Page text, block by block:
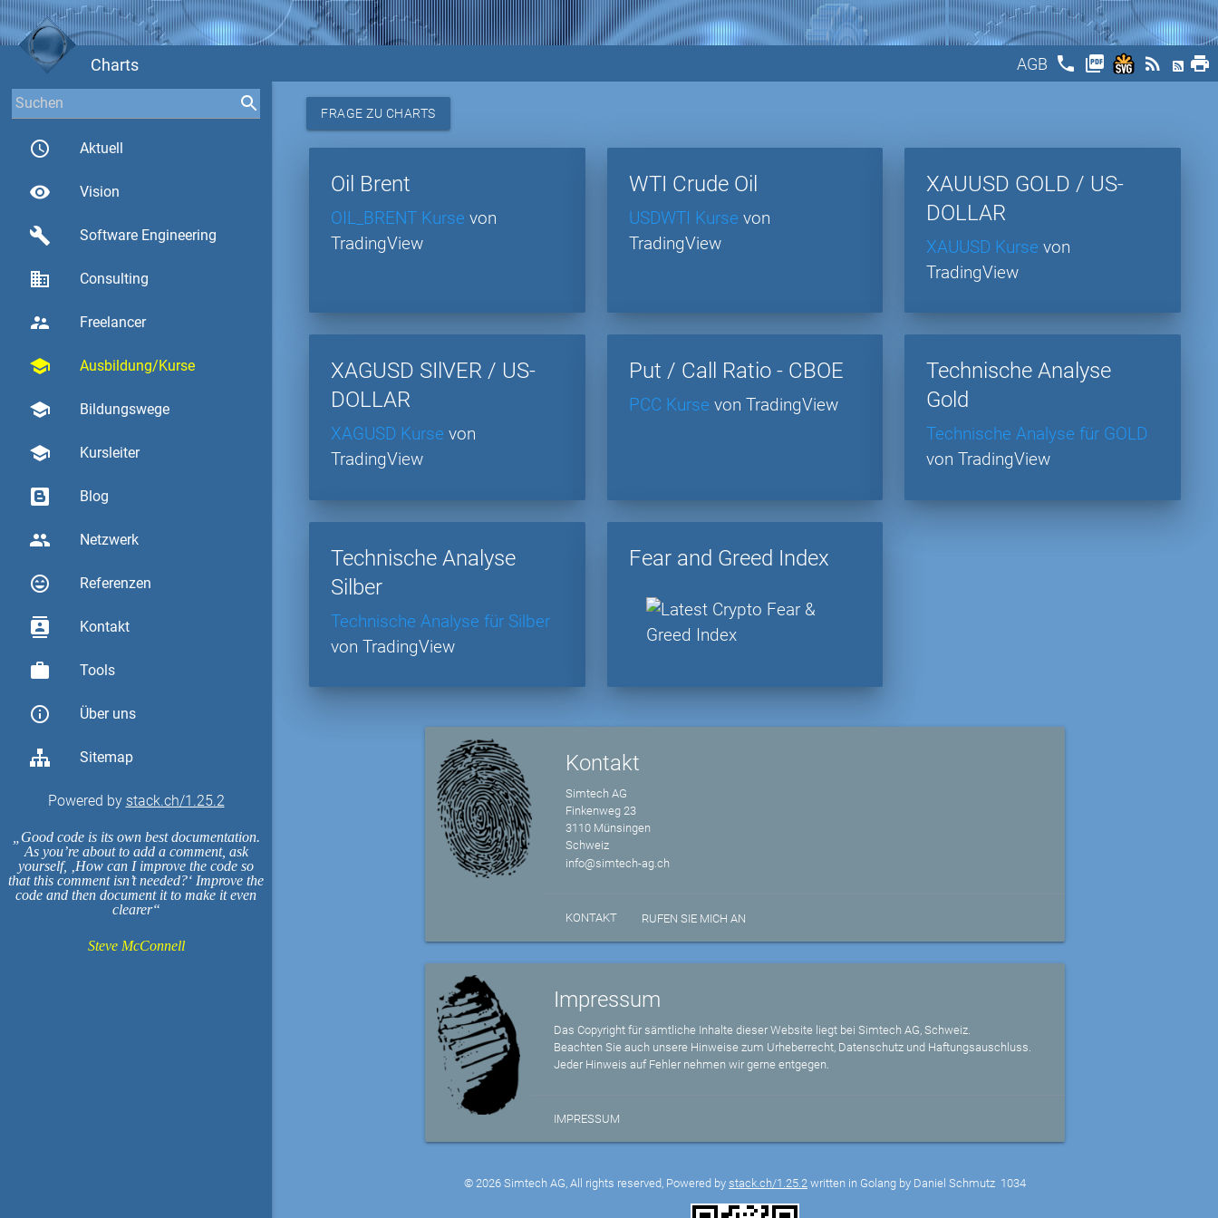
Charts AGB phone picture_as_pdf rss_feed print
access_time Aktuell
visibility Vision
build Software Engineering
business Consulting
supervisor_account Freelancer
school Ausbildung/Kurse
school Bildungswege
school Kursleiter
Blog
group Netzwerk
sentiment_very_satisfied Referenzen
contacts Kontakt
work Tools
info_outline Über uns
Sitemap
Powered by stack.ch/1.25.2
Good code is its own best documentation.
As you’re about to add a comment, ask
yourself, ‚How can I improve the code so
that this comment isn’t needed?‘ Improve the
code and then document it to make it even
clearer
Steve McConnell
FRAGE ZU CHARTS
Oil Brent
OIL_BRENT Kurse von
TradingView
WTI Crude Oil
USDWTI Kurse von
TradingView
XAUUSD GOLD / US-
DOLLAR
XAUUSD Kurse von
TradingView
XAGUSD SIlVER / US-
DOLLAR
XAGUSD Kurse von
TradingView
Put / Call Ratio - CBOE
PCC Kurse von TradingView
Technische Analyse
Gold
Technische Analyse für GOLD
von TradingView
Technische Analyse
Silber
Technische Analyse für Silber
von TradingView
Fear and Greed Index
Kontakt
Simtech AG
Finkenweg 23
3110 Münsingen
Schweiz
info@simtech-ag.ch
KONTAKT RUFEN SIE MICH AN
Impressum
Das Copyright für sämtliche Inhalte dieser Website liegt bei Simtech AG, Schweiz.
Beachten Sie auch unsere Hinweise zum Urheberrecht, Datenschutz und Haftungsauschluss.
Jeder Hinweis auf Fehler nehmen wir gerne entgegen.
IMPRESSUM
© 2026 Simtech AG, All rights reserved, Powered by stack.ch/1.25.2written in Golang by Daniel Schmutz 1034